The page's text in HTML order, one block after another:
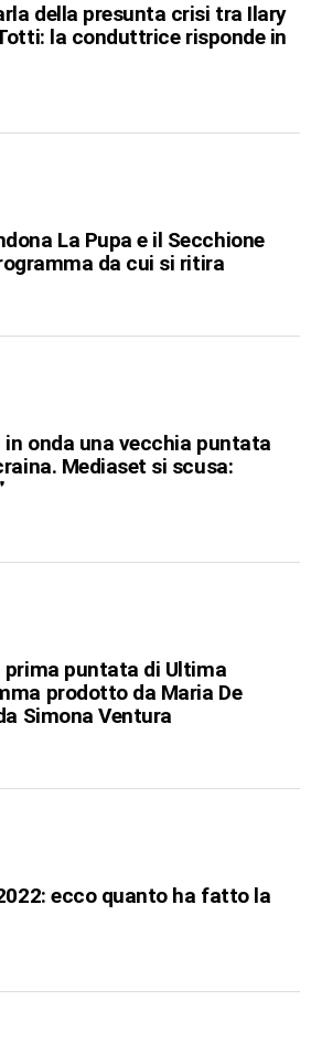
della presunta crisi tra Ilary
la conduttrice risponde in
La Pupa e il Secchione
da cui si ritira
onda una vecchia puntata
Mediaset si scusa:
puntata di Ultima
prodotto da Maria De
Simona Ventura
ecco quanto ha fatto la